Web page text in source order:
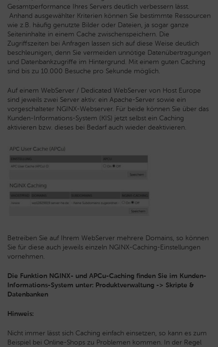
Gesamtperformance Ihres Servers deutlich verbessern lässt.
Anhand ausgewählter Kriterien können Sie bestimmte Ressourcen
wie z.B. häufig genutzte Bilder oder Dateien, ja sogar ganze
Seiteninhalte in einem Cache zwischenspeichern. Die
Zugriffszeiten bei Anfragen lassen sich auf diese Weise deutlich
beschleunigen, denn Sie vermeiden unnötige Datenübertragungen
und Datenbankzugriffe im Hintergrund. Mit einem guten Caching
sind bis zu 10.000 Besuche pro Sekunde möglich.
Auf einem WebServer / Dedicated WebServer von Host Europe
sind jeweils zwei Server aktiv: ein Apache-Server sowie ein
vorgeschalteter NGINX-Webserver. Für beide können Sie über das
Kunden-Informations-System (KIS) jetzt selbst ein Caching
aktivieren bzw. dieses bei Bedarf auch wieder deaktivieren.
Betreiben Sie auf Ihrem WebServer mehrere Domains, so können
Sie für diese auch jeweils einzeln NGINX-Caching-Einstellungen
vornehmen.
Die Funktion NGINX- und APCu-Caching finden Sie im Kunden-
Informations-System unter: Produktverwaltung -> Skripte &
Datenbanken
Hinweis:
Nicht immer lässt sich Caching einfach einsetzen, so kann es zum
Beispiel bei Online-Shops zu Problemen kommen. In der Regel